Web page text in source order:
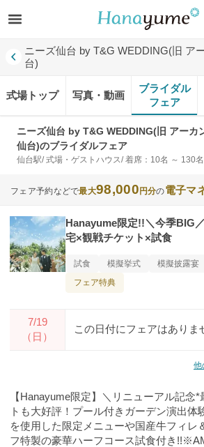
ニーズ仙台 by T&G WEDDING(旧 ア
台)
式場トップ 写真・動画
ブライダル
フェア
ニーズ仙台 by T&G WEDDING(旧 アーカ
仙台)のブライダルフェア
仙台駅/ 式場・ゲストハウス/ 着席：10名 ～ 130名
フェア予約などで最大98,000円分の電子マ
Hanayume限定!!＼今季BIG
宅×観戦チケット×試食
試食 模擬挙式 模擬披露宴
フェア特典
7/19
（日）
この日付にフェアはありま
他
【Hanayume限定】＼リニューアル記念
トも大好評！プール付きガーデン演出体
を使用した限定メニューや国産牛フィレ
フ特製の豪華ハーフコース試食付き